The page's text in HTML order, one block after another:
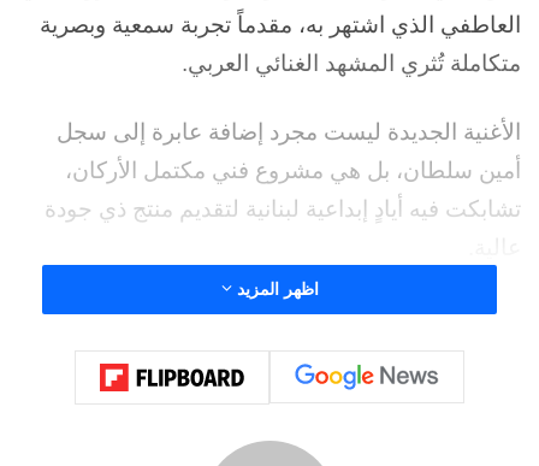
العاطفي الذي اشتهر به، مقدماً تجربة سمعية وبصرية
متكاملة تُثري المشهد الغنائي العربي.
الأغنية الجديدة ليست مجرد إضافة عابرة إلى سجل
أمين سلطان، بل هي مشروع فني مكتمل الأركان،
تشابكت فيه أيادٍ إبداعية لبنانية لتقديم منتج ذي جودة
تكمن القوة الحقيقية لأغنية “رح حنن قلبي” في مثلثها
الإبداعي المتناغم، تولى مهمة الكلمات والألحان الفنان
الشامل طوني أبي كرم، وقد نجح أبي كرم في صياغة
اظهر المزيد